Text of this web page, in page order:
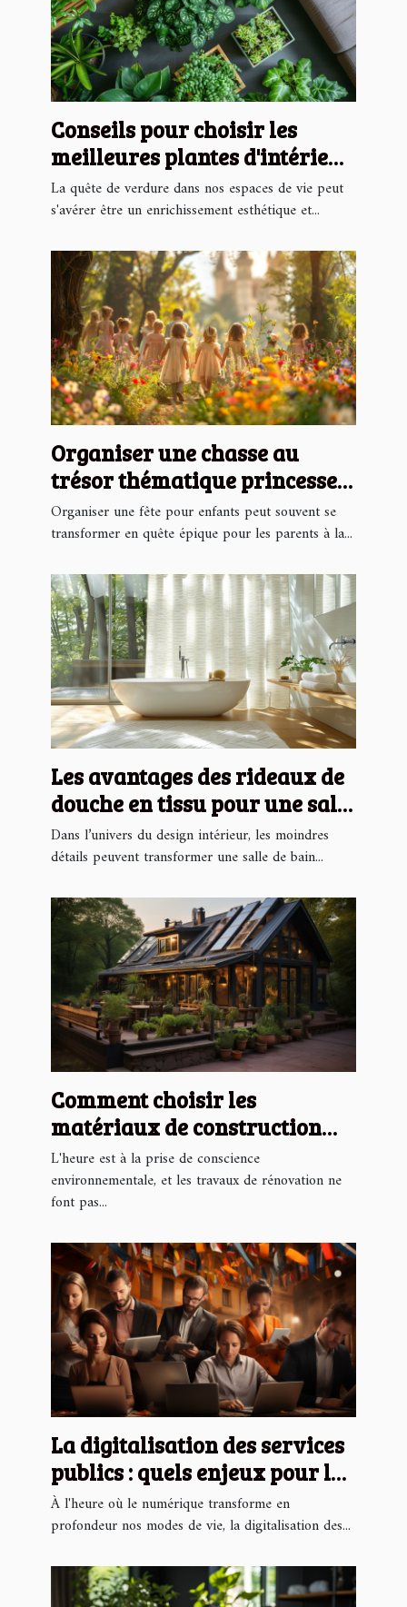
Conseils pour choisir les
meilleures plantes d'intérieur
faciles à entretenir
La quête de verdure dans nos espaces de vie peut
s'avérer être un enrichissement esthétique et...
Organiser une chasse au
trésor thématique princesse
pour enfants
Organiser une fête pour enfants peut souvent se
transformer en quête épique pour les parents à la...
Les avantages des rideaux de
douche en tissu pour une salle
de bain moderne
Dans l’univers du design intérieur, les moindres
détails peuvent transformer une salle de bain...
Comment choisir les
matériaux de construction
écologiques pour réduire
l'impact environnemental de
vos travaux de rénovation
L'heure est à la prise de conscience
environnementale, et les travaux de rénovation ne
font pas...
La digitalisation des services
publics : quels enjeux pour les
citoyens ?
À l'heure où le numérique transforme en
profondeur nos modes de vie, la digitalisation des...